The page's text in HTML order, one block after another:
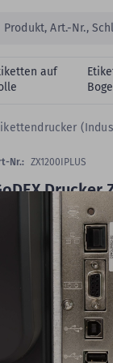
auf
ZX1200i+, 203
mit Abreißkante
Nr.: ZX1200IPLUS
Druckverfahren:
max. Druckbreite:
Druckgeschwindigkeit
Schnittstellen:
LAN,
Produktdetails